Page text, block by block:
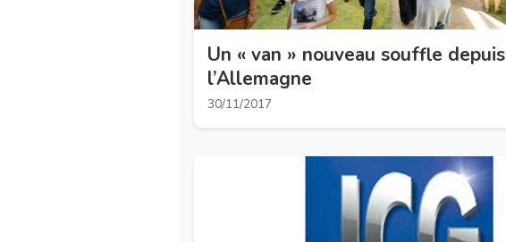
Un « van » nouveau souffle depuis
l’Allemagne
30/11/2017